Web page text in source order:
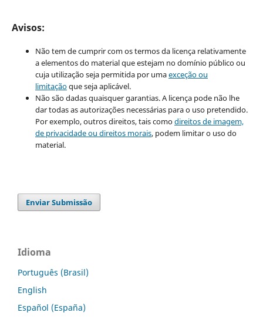
Avisos:
Não tem de cumprir com os termos da licença relativamente
a elementos do material que estejam no domínio público ou
cuja utilização seja permitida por umaexceção ou
limitaçãoque seja aplicável.
Não são dadas quaisquer garantias. A licença pode não lhe
dar todas as autorizações necessárias para o uso pretendido.
Por exemplo, outros direitos, tais comodireitos de imagem,
de privacidade ou direitos morais, podem limitar o uso do
material.
Enviar Submissão
Idioma
Português (Brasil)
English
Español (España)